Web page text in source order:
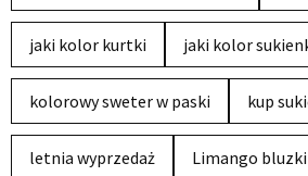
jaki kolor kurtki jaki kolor
kolorowy sweter w paski kup
letnia wyprzedaż Limango